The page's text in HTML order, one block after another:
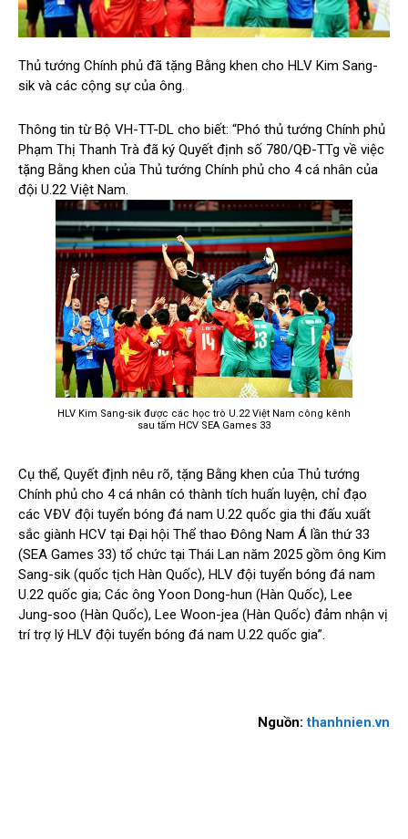
Thủ tướng Chính phủ đã tặng Bằng khen cho HLV Kim Sang-
sik và các cộng sự của ông.
Thông tin từ Bộ VH-TT-DL cho biết: “Phó thủ tướng Chính phủ
Phạm Thị Thanh Trà đã ký Quyết định số 780/QĐ-TTg về việc
tặng Bằng khen của Thủ tướng Chính phủ cho 4 cá nhân của
đội U.22 Việt Nam.
HLV Kim Sang-sik được các học trò U.22 Việt Nam công kênh
sau tấm HCV SEA Games 33
Cụ thể, Quyết định nêu rõ, tặng Bằng khen của Thủ tướng
Chính phủ cho 4 cá nhân có thành tích huấn luyện, chỉ đạo
các VĐV đội tuyển bóng đá nam U.22 quốc gia thi đấu xuất
sắc giành HCV tại Đại hội Thể thao Đông Nam Á lần thứ 33
(SEA Games 33) tổ chức tại Thái Lan năm 2025 gồm ông Kim
Sang-sik (quốc tịch Hàn Quốc), HLV đội tuyển bóng đá nam
U.22 quốc gia; Các ông Yoon Dong-hun (Hàn Quốc), Lee
Jung-soo (Hàn Quốc), Lee Woon-jea (Hàn Quốc) đảm nhận vị
trí trợ lý HLV đội tuyển bóng đá nam U.22 quốc gia”.
Nguồn:thanhnien.vn